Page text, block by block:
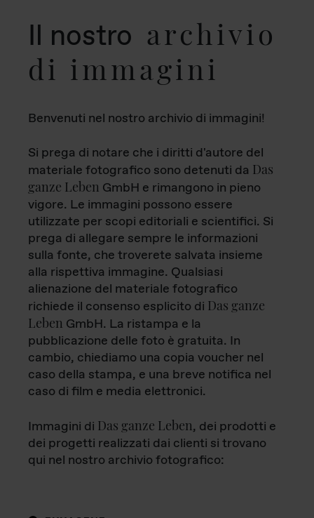
Il nostro archivio
di immagini
Benvenuti nel nostro archivio di immagini!
Si prega di notare che i diritti d'autore del
materiale fotografico sono detenuti da Das
ganze Leben GmbH e rimangono in pieno
vigore. Le immagini possono essere
utilizzate per scopi editoriali e scientifici. Si
prega di allegare sempre le informazioni
sulla fonte, che troverete salvata insieme
alla rispettiva immagine. Qualsiasi
alienazione del materiale fotografico
richiede il consenso esplicito di Das ganze
Leben GmbH. La ristampa e la
pubblicazione delle foto è gratuita. In
cambio, chiediamo una copia voucher nel
caso della stampa, e una breve notifica nel
caso di film e media elettronici.
Immagini di Das ganze Leben, dei prodotti e
dei progetti realizzati dai clienti si trovano
qui nel nostro archivio fotografico: